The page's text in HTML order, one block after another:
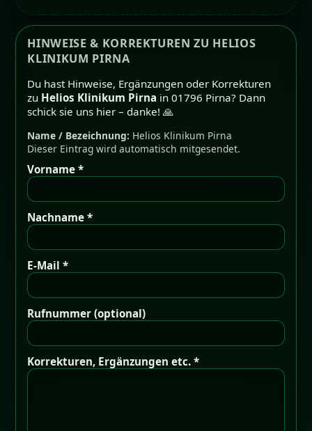
HINWEISE & KORREKTUREN ZU HELIOS
KLINIKUM PIRNA
Du hast Hinweise, Ergänzungen oder Korrekturen
zu Helios Klinikum Pirna in 01796 Pirna? Dann
schick sie uns hier – danke! 🙏
Name / Bezeichnung: Helios Klinikum Pirna
Dieser Eintrag wird automatisch mitgesendet.
Vorname *
Nachname *
E-Mail *
Rufnummer (optional)
Korrekturen, Ergänzungen etc. *